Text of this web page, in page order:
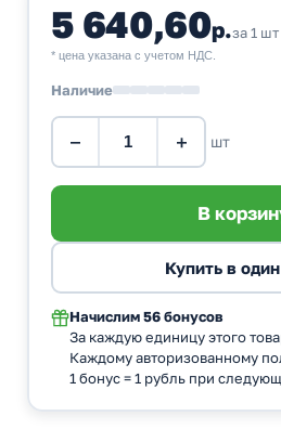
5 640,60р.за 1 шт
* цена указана с учетом НДС.
Наличие
− + шт
Начислим 56 бонусов
За каждую единицу этого
Каждому авторизованному
1 бонус = 1 рубль при